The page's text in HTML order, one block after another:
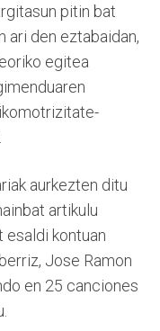
pitin bat
ari den eztabaidan,
egitea
aurkezten ditu
artikulu
esaldi kontuan
Jose Ramon
en 25 canciones